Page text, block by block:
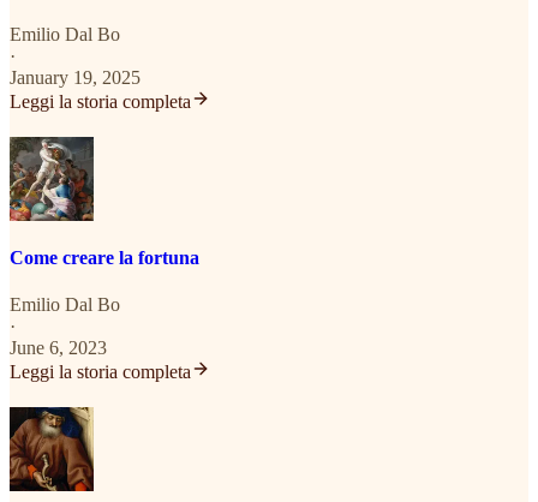
Emilio Dal Bo
·
January 19, 2025
Leggi la storia completa
Come creare la fortuna
Emilio Dal Bo
·
June 6, 2023
Leggi la storia completa